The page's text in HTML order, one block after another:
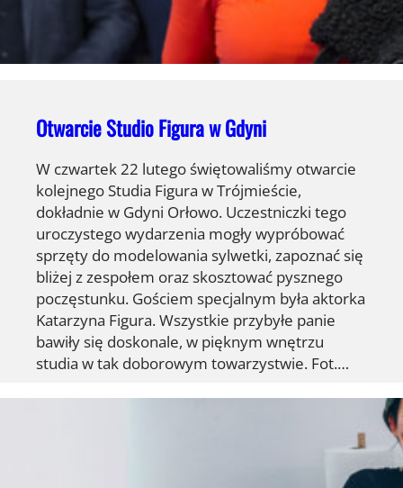
Otwarcie Studio Figura w Gdyni
W czwartek 22 lutego świętowaliśmy otwarcie
kolejnego Studia Figura w Trójmieście,
dokładnie w Gdyni Orłowo. Uczestniczki tego
uroczystego wydarzenia mogły wypróbować
sprzęty do modelowania sylwetki, zapoznać się
bliżej z zespołem oraz skosztować pysznego
poczęstunku. Gościem specjalnym była aktorka
Katarzyna Figura. Wszystkie przybyłe panie
bawiły się doskonale, w pięknym wnętrzu
studia w tak doborowym towarzystwie. Fot.…